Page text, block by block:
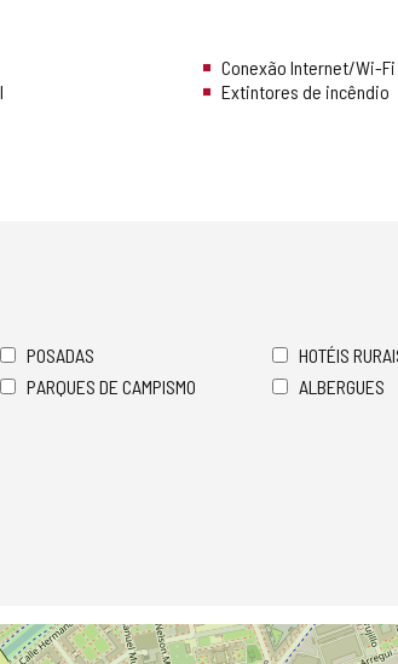
Conexão Internet/Wi-Fi
Extintores de incêndio
POSADAS
HOTÉIS
PARQUES DE CAMPISMO
ALBERGUES